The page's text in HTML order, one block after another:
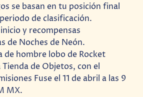
se basan en tu posición final
de clasificación.
y recompensas
de Noches de Neón.
de hombre lobo de Rocket
Tienda de Objetos, con el
Fuse el 11 de abril a las 9
MX.